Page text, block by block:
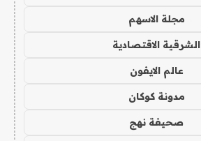
مجلة الاسهم
الشرقية الاقتصادية
عالم الايفون
مدونة كوكان
صحيفة نهج